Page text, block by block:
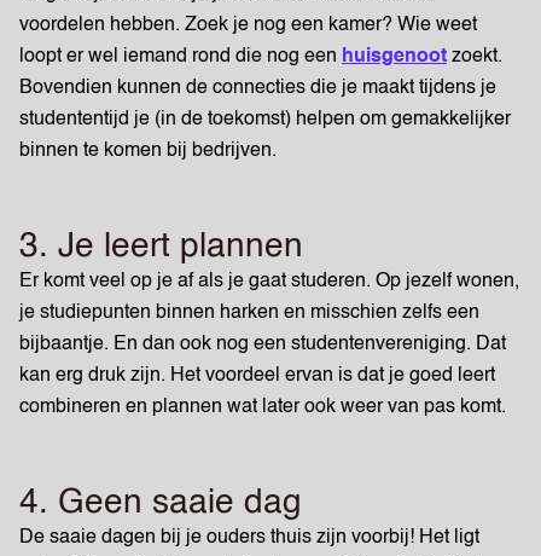
voordelen hebben. Zoek je nog een kamer? Wie weet
loopt er wel iemand rond die nog een huisgenoot zoekt.
Bovendien kunnen de connecties die je maakt tijdens je
studententijd je (in de toekomst) helpen om gemakkelijker
binnen te komen bij bedrijven.
3. Je leert plannen
Er komt veel op je af als je gaat studeren. Op jezelf wonen,
je studiepunten binnen harken en misschien zelfs een
bijbaantje. En dan ook nog een studentenvereniging. Dat
kan erg druk zijn. Het voordeel ervan is dat je goed leert
combineren en plannen wat later ook weer van pas komt.
4. Geen saaie dag
De saaie dagen bij je ouders thuis zijn voorbij! Het ligt